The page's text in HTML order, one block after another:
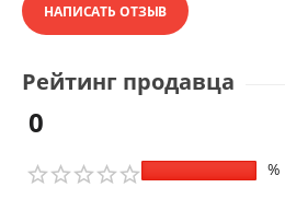
НАПИСАТЬ ОТЗЫВ
Рейтинг продавца
0
%